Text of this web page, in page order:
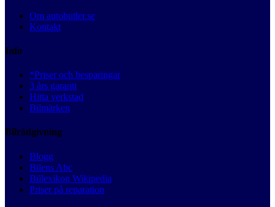
Om autobutler.se
Kontakt
Info
*Priser och besparingar
3 års garanti
Hitta verkstad
Bilmärken
Bilrådgivning
Blogg
Bilens Abc
Billexikon Wikipedia
Priser på reparation